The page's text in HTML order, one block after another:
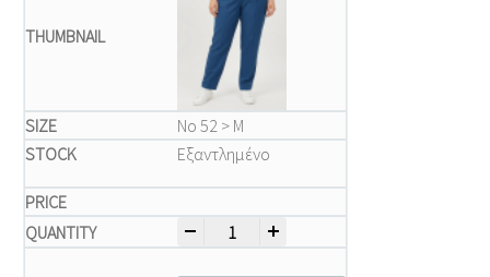
Νο 52 > M
Εξαντλημένο
Παντελόνι μεγάλα μεγέθη quantity